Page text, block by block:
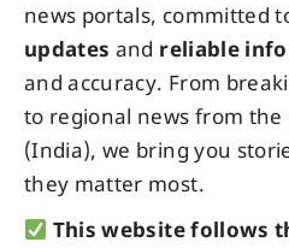
news portals, committed
updates and reliable
and accuracy. From
to regional news from
(India), we bring you
they matter most.
This website follows